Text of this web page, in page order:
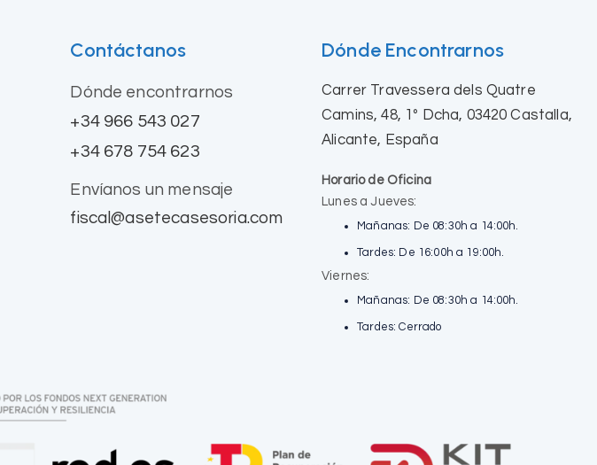
Contáctanos
Dónde encontrarnos
+34 966 543 027
+34 678 754 623
Envíanos un mensaje
fiscal@asetecasesoria.com
Dónde Encontrarnos
Carrer Travessera dels Quatre
Camins, 48, 1º Dcha, 03420 Castalla,
Alicante, España
Horario de Oficina
Lunes a Jueves:
Mañanas: De 08:30h a 14:00h.
Tardes: De 16:00h a 19:00h.
Viernes:
Mañanas: De 08:30h a 14:00h.
Tardes: Cerrado